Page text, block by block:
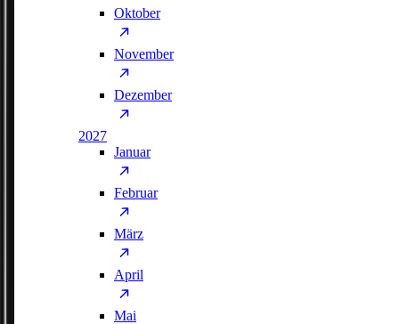
Oktober
November
Dezember
2027
Januar
Februar
März
April
Mai